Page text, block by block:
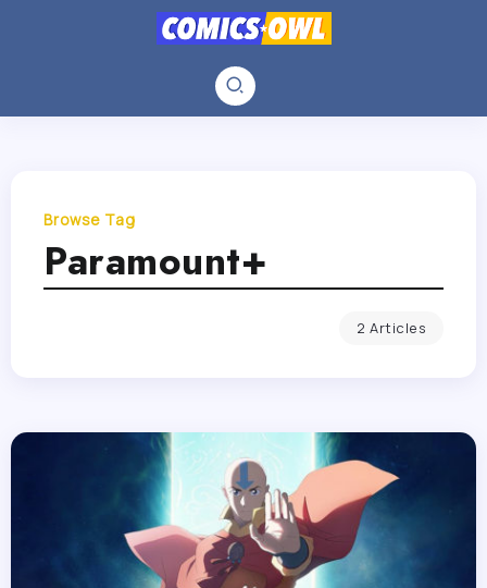
Browse Tag
Paramount+
2 Articles